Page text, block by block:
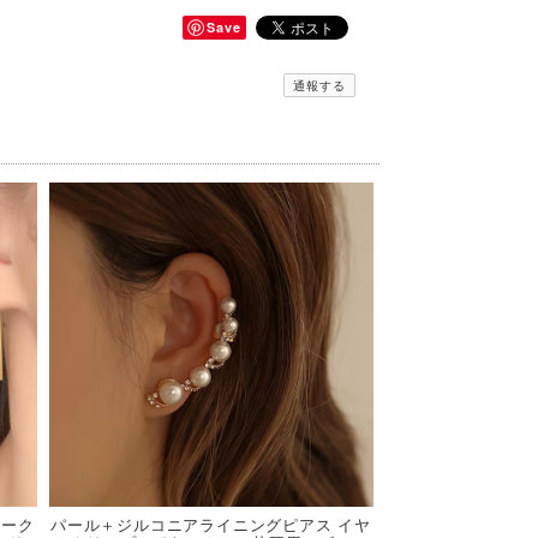
Save
通報する
ク
パール＋ジルコニアライニングピアス イヤ